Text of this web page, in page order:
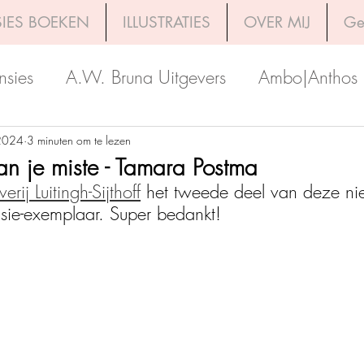
BOEKEN ILLUSTRATIES OVER MIJ
A.W. Bruna Uitgevers Ambo|Anthos
Uitgeverij Luitingh-Sijthoff
Godijn Publishing Kosmos Uitgevers
je miste - Tamara Postma
3 minuten om te lezen
Luitingh-Sijthoff het tweede deel van deze
exemplaar. Super bedankt!